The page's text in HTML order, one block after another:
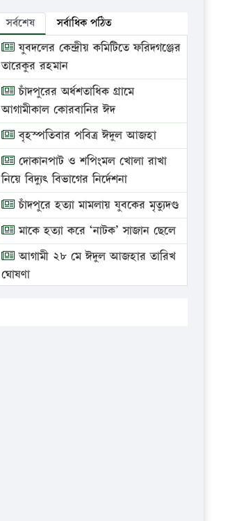
সর্বশেষ সর্বাধিক পঠিত
যুবদলের কেন্দ্রীয় কমিটিতে ফরিদগঞ্জের
তারেকুর রহমান
চাঁদপুরের অর্ধশতাধিক গ্রামে
আগামীকাল কোরবানির ঈদ
বৃহস্পতিবার পবিত্র ঈদুল আজহা
দোকানপাট ও শপিংমল খোলা রাখা
নিয়ে বিদ্যুৎ বিভাগের নির্দেশনা
চাঁদপুরে হত্যা মামলায় যুবকের মৃত্যুদণ্ড
মাকে হত্যা করে ‘নাটক’ সাজান ছেলে
আগামী ২৮ মে ঈদুল আজহার তারিখ
ঘোষণা